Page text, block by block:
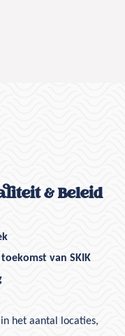
& Beleid
van SKIK
het aantal locaties,